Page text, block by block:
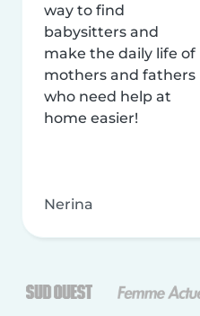
way to find
babysitters and
make the daily life of
mothers and fathers
who need help at
home easier!
Nerina